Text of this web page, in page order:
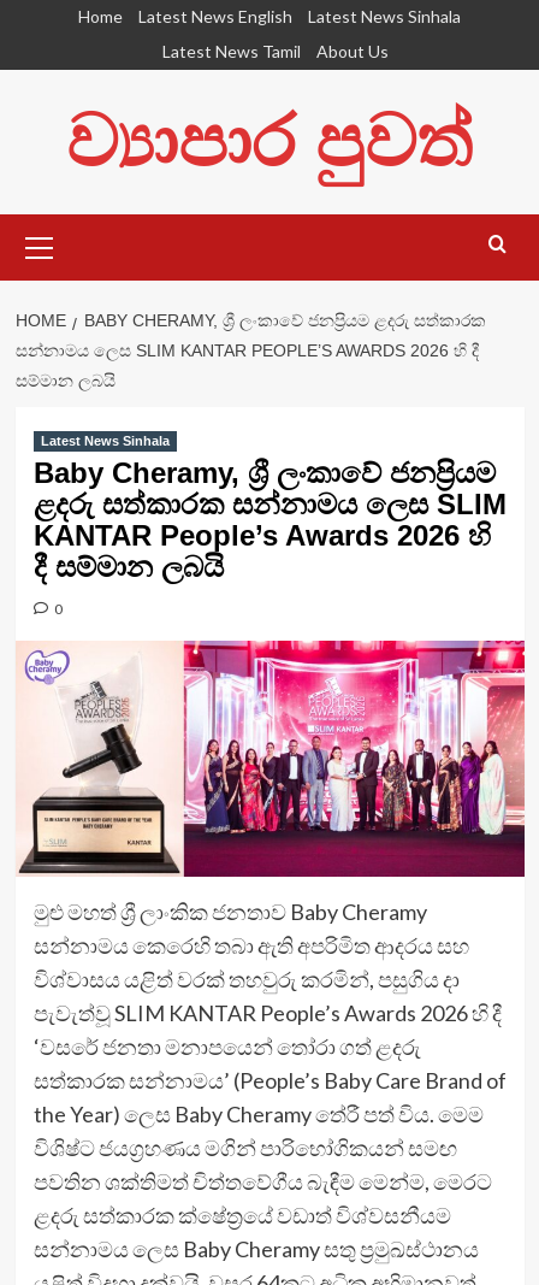
content
Home Latest News English
Latest News Sinhala
Latest News Tamil
About Us
ව්‍යාපාර පුවත්
Menu
HOME
BABY CHERAMY, ශ්‍රී ලංකාවේ ජනප්‍රියම ළදරු සත්කාරක
සන්නාමය ලෙස SLIM KANTAR PEOPLE’S AWARDS 2026 හි දී
සම්මාන ලබයි
Latest News Sinhala
Baby Cheramy, ශ්‍රී ලංකාවේ ජනප්‍රියම
ළදරු සත්කාරක සන්නාමය ලෙස SLIM
KANTAR People’s Awards 2026 හි
දී සම්මාන ලබයි
0
මුළු මහත් ශ්‍රී ලාංකික ජනතාව Baby Cheramy
සන්නාමය කෙරෙහි තබා ඇති අපරිමිත ආදරය සහ
විශ්වාසය යළිත් වරක් තහවුරු කරමින්, පසුගිය දා
පැවැත්වූ SLIM KANTAR People’s Awards 2026 හි දී
‘වසරේ ජනතා මනාපයෙන් තෝරා ගත් ළදරු
සත්කාරක සන්නාමය’ (People’s Baby Care Brand of
the Year) ලෙස Baby Cheramy තේරී පත් විය. මෙම
විශිෂ්ට ජයග්‍රහණය මගින් පාරිභෝගිකයන් සමඟ
පවතින ශක්තිමත් චිත්තවේගීය බැඳීම මෙන්ම, මෙරට
ළදරු සත්කාරක ක්ෂේත්‍රයේ වඩාත් විශ්වසනීයම
සන්නාමය ලෙස Baby Cheramy සතු ප්‍රමුඛස්ථානය